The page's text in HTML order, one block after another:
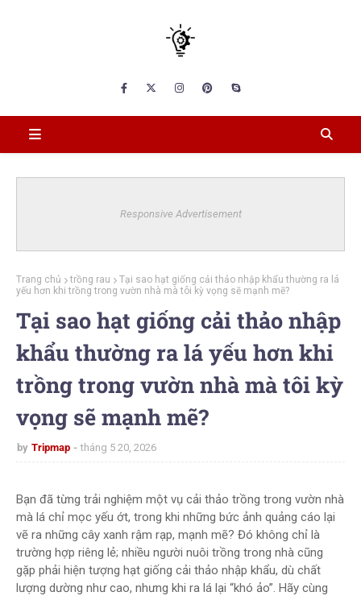
Responsive Advertisement
Trang chủ trồng rau
Tại sao hạt giống cải thảo nhập khẩu thường ra lá
yếu hơn khi trồng trong vườn nhà mà tôi kỳ vọng sẽ mạnh mẽ?
Tại sao hạt giống cải thảo nhập
khẩu thường ra lá yếu hơn khi
trồng trong vườn nhà mà tôi kỳ
vọng sẽ mạnh mẽ?
by Tripmap tháng 5 20, 2026
Bạn đã từng trải nghiệm một vụ cải thảo trồng trong vườn nhà
mà lá chỉ mọc yếu ớt, trong khi những bức ảnh quảng cáo lại
vẽ ra những cây xanh rậm rạp, mạnh mẽ? Đó không chỉ là
trường hợp riêng lẻ; nhiều người nuôi trồng trong nhà cũng
gặp phải hiện tượng hạt giống cải thảo nhập khẩu, dù chất
lượng dường như cao, nhưng khi ra lá lại “khó ảo”. Hãy cùng